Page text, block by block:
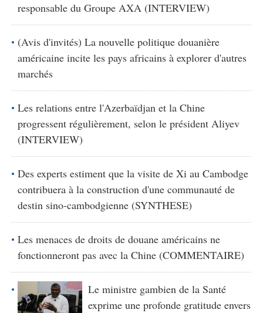
responsable du Groupe AXA (INTERVIEW)
(Avis d'invités) La nouvelle politique douanière
américaine incite les pays africains à explorer d'autres
marchés
Les relations entre l'Azerbaïdjan et la Chine
progressent régulièrement, selon le président Aliyev
(INTERVIEW)
Des experts estiment que la visite de Xi au Cambodge
contribuera à la construction d'une communauté de
destin sino-cambodgienne (SYNTHESE)
Les menaces de droits de douane américains ne
fonctionneront pas avec la Chine (COMMENTAIRE)
Le ministre gambien de la Santé
exprime une profonde gratitude envers